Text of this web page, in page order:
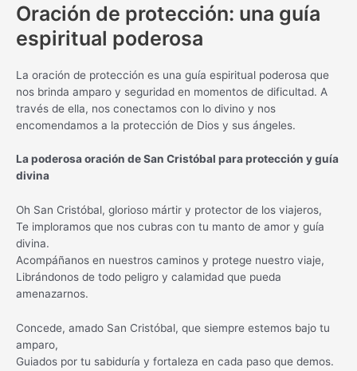
Oración de protección: una guía
espiritual poderosa
La oración de protección es una guía espiritual poderosa que
nos brinda amparo y seguridad en momentos de dificultad. A
través de ella, nos conectamos con lo divino y nos
encomendamos a la protección de Dios y sus ángeles.
La poderosa oración de San Cristóbal para protección y guía
divina
Oh San Cristóbal, glorioso mártir y protector de los viajeros,
Te imploramos que nos cubras con tu manto de amor y guía
divina.
Acompáñanos en nuestros caminos y protege nuestro viaje,
Librándonos de todo peligro y calamidad que pueda
amenazarnos.
Concede, amado San Cristóbal, que siempre estemos bajo tu
amparo,
Guiados por tu sabiduría y fortaleza en cada paso que demos.